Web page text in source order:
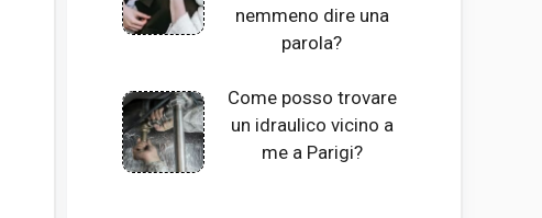
nemmeno dire una
parola?
Come posso trovare
un idraulico vicino a
me a Parigi?